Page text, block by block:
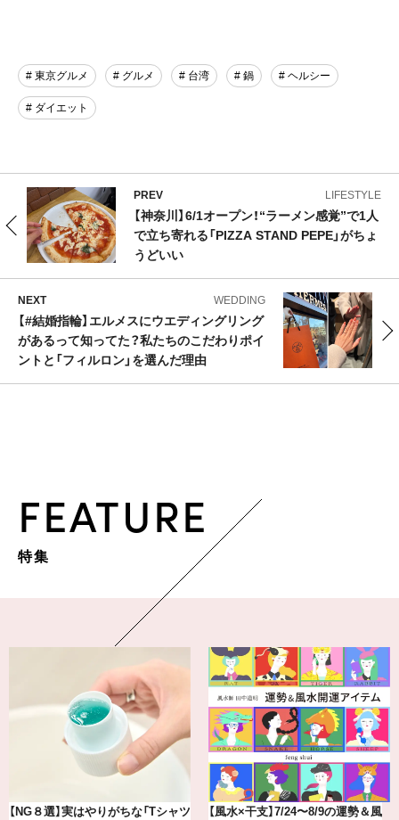
# 東京グルメ # グルメ # 台湾 # 鍋 # ヘルシー
# ダイエット
PREV LIFESTYLE
【神奈川】6/1オープン！“ラーメン感覚”で1人
で立ち寄れる「PIZZA STAND PEPE」がちょ
うどいい
NEXT WEDDING
【#結婚指輪】エルメスにウエディングリング
があるって知ってた？私たちのこだわりポイ
ントと「フィルロン」を選んだ理由
FEATURE
特集
最新版！東京都内のおしゃれな朝活
気分が上がる「フルラ」のアイウェ